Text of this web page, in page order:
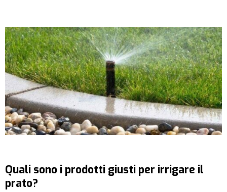
Quali sono i prodotti giusti per irrigare il
prato?